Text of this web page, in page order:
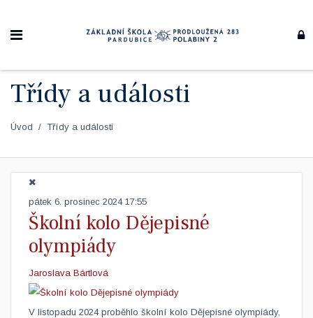
Třídy a události
Úvod Třídy a události
pátek 6. prosinec 2024 17:55
Školní kolo Dějepisné
olympiády
Jaroslava Bártlová
V listopadu 2024 proběhlo školní kolo Dějepisné olympiády,